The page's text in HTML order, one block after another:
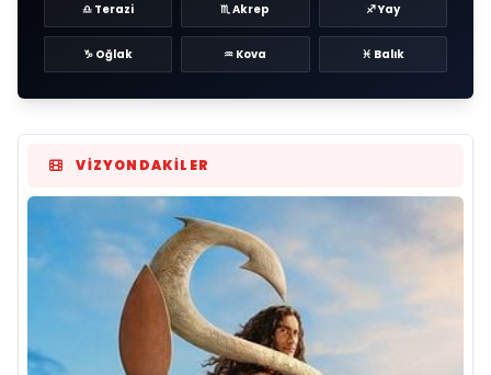
♎ Terazi ♏ Akrep ♐ Yay
♑ Oğlak ♒ Kova ♓ Balık
VIZYONDAKILER